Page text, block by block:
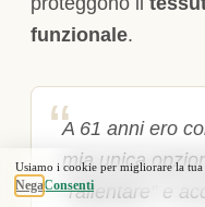
funzionale.
A 61 anni ero
mia unica
“rallentare” e